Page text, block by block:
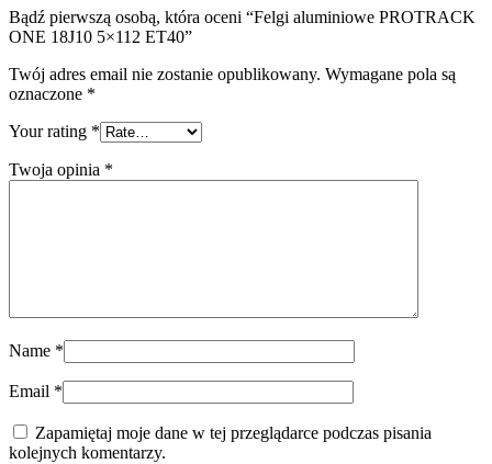
Bądź pierwszą osobą, która oceni “Felgi aluminiowe PROTRACK
ONE 18J10 5×112 ET40”
Twój adres email nie zostanie opublikowany. Wymagane pola są
oznaczone *
Your rating *
Twoja opinia *
Name *
Email *
Zapamiętaj moje dane w tej przeglądarce podczas pisania
kolejnych komentarzy.